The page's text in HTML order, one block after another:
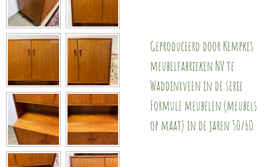
Geproduceerd door Kempkes
meubelfabrieken NV te
Waddinxveen in de serie
Formule meubelen (meubels
op maat) in de jaren 50/60.